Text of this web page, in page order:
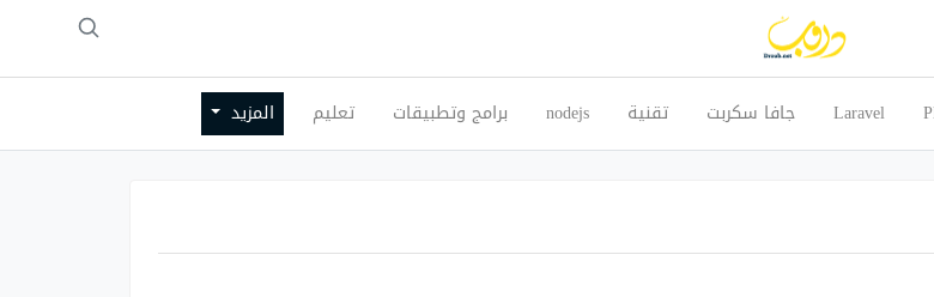
Laravel جافا سكربت تقنية nodejs برامج وتطبيقات تعليم المزيد